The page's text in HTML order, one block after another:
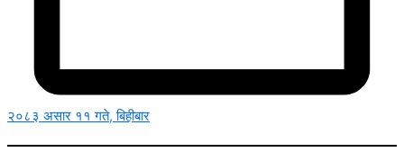
२०८३ असार ११ गते, बिहीबार